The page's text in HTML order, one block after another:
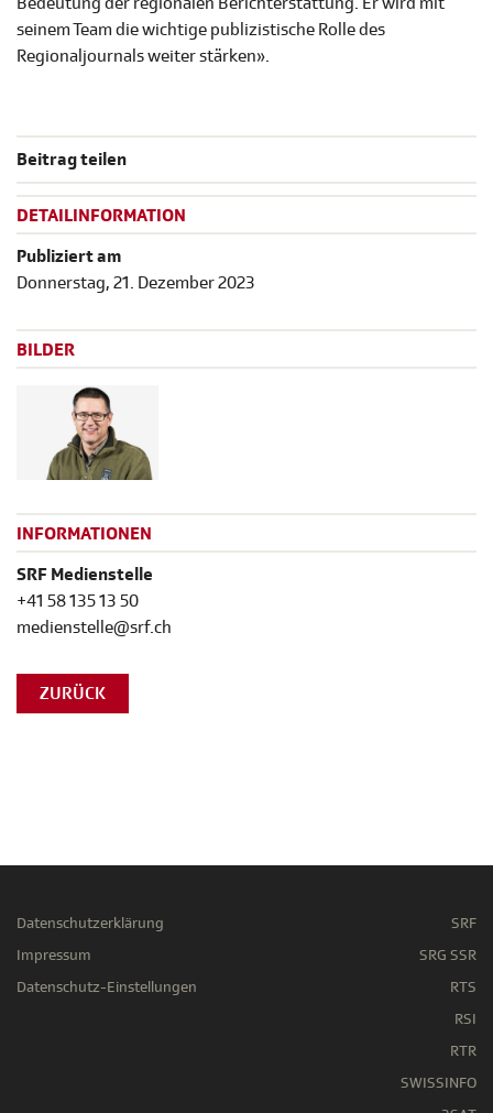
seinem Team die wichtige publizistische Rolle des
Regionaljournals weiter stärken».
Beitrag teilen
DETAILINFORMATION
Publiziert am
Donnerstag, 21. Dezember 2023
BILDER
INFORMATIONEN
SRF Medienstelle
+41 58 135 13 50
medienstelle@srf.ch
ZURÜCK
Datenschutzerklärung
Impressum
Datenschutz-Einstellungen
SRF
SRG SSR
RTS
RSI
RTR
SWISSINFO